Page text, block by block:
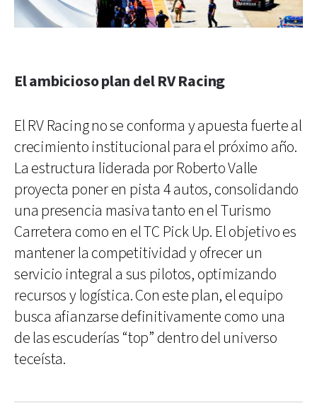
El ambicioso plan del RV Racing
El RV Racing no se conforma y apuesta fuerte al
crecimiento institucional para el próximo año.
La estructura liderada por Roberto Valle
proyecta poner en pista 4 autos, consolidando
una presencia masiva tanto en el Turismo
Carretera como en el TC Pick Up. El objetivo es
mantener la competitividad y ofrecer un
servicio integral a sus pilotos, optimizando
recursos y logística. Con este plan, el equipo
busca afianzarse definitivamente como una
de las escuderías “top” dentro del universo
teceísta.